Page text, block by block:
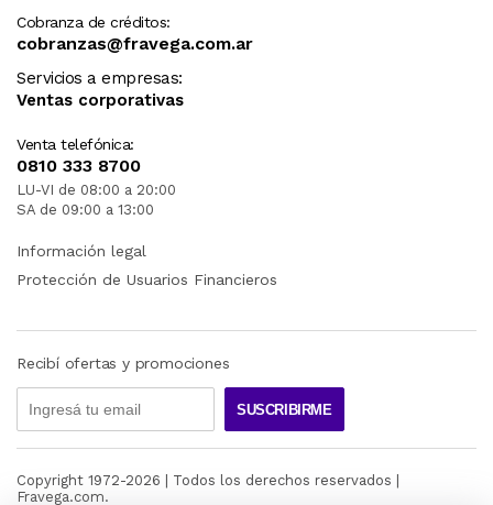
Cobranza de créditos:
cobranzas@fravega.com.ar
Servicios a empresas:
Ventas corporativas
Venta telefónica:
0810 333 8700
LU-VI de 08:00 a 20:00
SA de 09:00 a 13:00
Información legal
Protección de Usuarios Financieros
Recibí ofertas y promociones
SUSCRIBIRME
Copyright 1972-2026 | Todos los derechos reservados |
Fravega.com.